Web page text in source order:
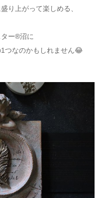
り上がって楽しめる、
ー®沼に
つなのかもしれません😂